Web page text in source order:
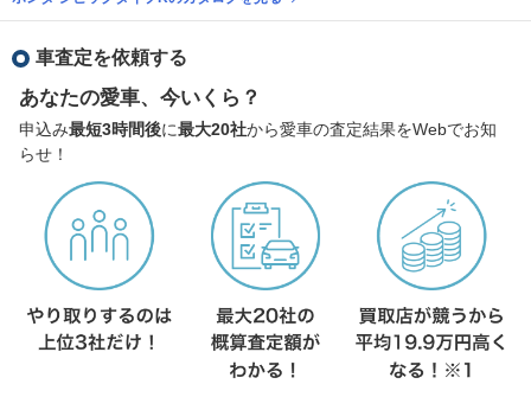
車査定を依頼する
あなたの愛車、今いくら？
申込み最短3時間後に最大20社から愛車の査定結果をWebでお知
らせ！